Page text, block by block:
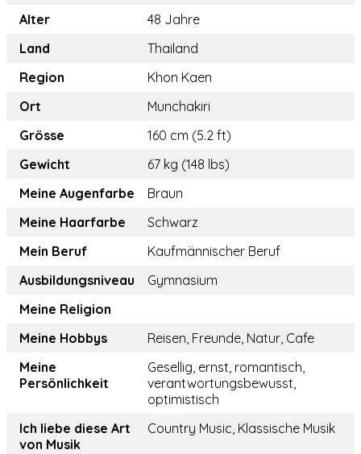
Alter
48 Jahre
Land
Thailand
Region
Khon Kaen
Ort
Munchakiri
Grösse
160 cm (5.2 ft)
Gewicht
67 kg (148 lbs)
Meine Augenfarbe
Braun
Meine Haarfarbe
Schwarz
Mein Beruf
Kaufmännischer Beruf
Ausbildungsniveau
Gymnasium
Meine Religion
Meine Hobbys
Reisen, Freunde, Natur, Cafe
Meine
Persönlichkeit
Gesellig, ernst, romantisch,
verantwortungsbewusst,
optimistisch
Ich liebe diese Art
von Musik
Country Music, Klassische Musik